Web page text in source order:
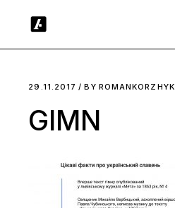
29.11.2017 BY ROMANKORZHYK
GIMN